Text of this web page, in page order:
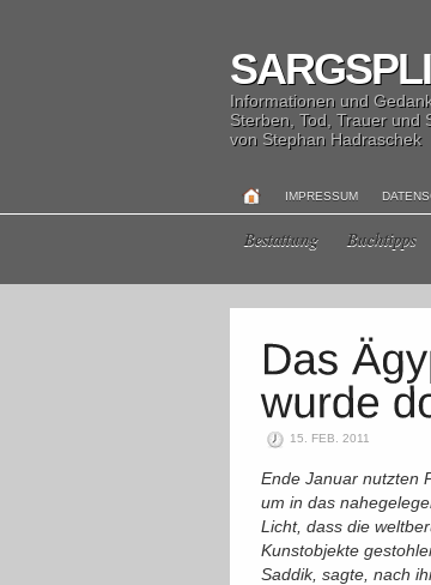
Informationen und
Sterben, Tod, Trauer und
von Stephan Hadraschek
IMPRESSUM
Bestattung Buchtipps
15. FEB. 2011
Ende Januar nutzten
um in das
Licht, dass die
Kunstobjekte
Saddik, sagte, nach